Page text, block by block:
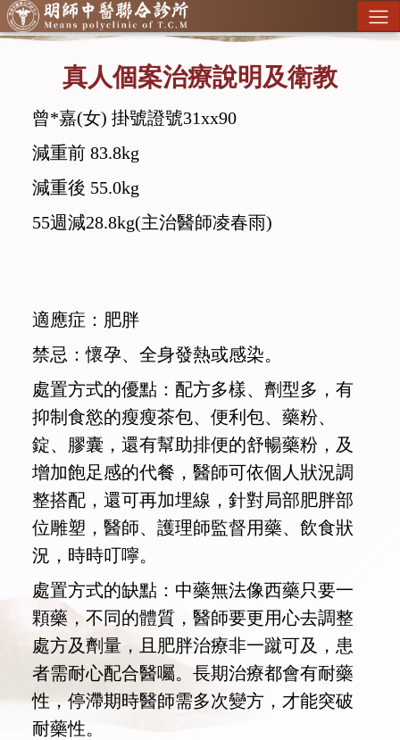
真人個案治療說明及衛教
曾*嘉(女) 掛號證號31xx90
減重前 83.8kg
減重後 55.0kg
55週減28.8kg(主治醫師凌春雨)
適應症：肥胖
禁忌：懷孕、全身發熱或感染。
處置方式的優點：配方多樣、劑型多，有
抑制食慾的瘦瘦茶包、便利包、藥粉、
錠、膠囊，還有幫助排便的舒暢藥粉，及
增加飽足感的代餐，醫師可依個人狀況調
整搭配，還可再加埋線，針對局部肥胖部
位雕塑，醫師、護理師監督用藥、飲食狀
況，時時叮嚀。
處置方式的缺點：中藥無法像西藥只要一
顆藥，不同的體質，醫師要更用心去調整
處方及劑量，且肥胖治療非一蹴可及，患
者需耐心配合醫囑。長期治療都會有耐藥
性，停滯期時醫師需多次變方，才能突破
耐藥性。